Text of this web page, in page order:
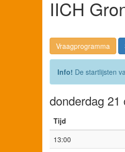
IICH
Vraagprogramma
Info! De startlijsten
donderdag 21
Tijd
13:00